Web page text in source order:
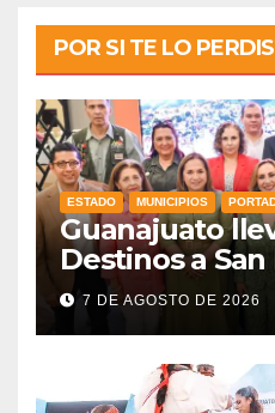
POR SI TE LO
ESTADO MUNICIPIOS
Guanajuato
Destinos a
vísperas de la
7 DE AGOSTO DE 2026